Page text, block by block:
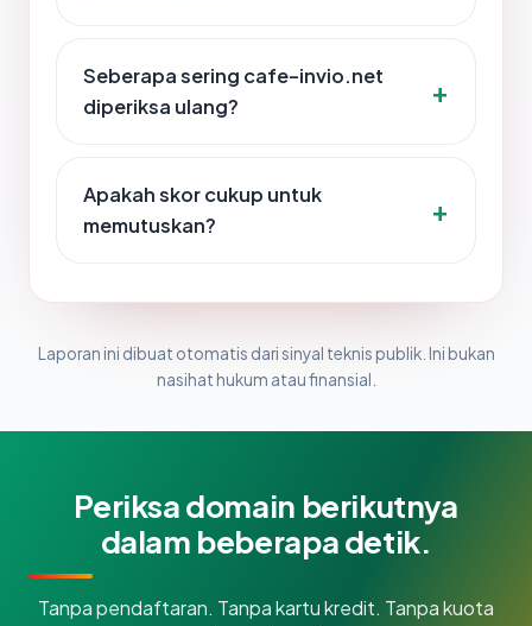
Seberapa sering cafe-invio.net
diperiksa ulang?
Apakah skor cukup untuk
memutuskan?
Laporan ini dibuat otomatis dari sinyal teknis publik. Ini bukan
nasihat hukum atau finansial.
Periksa domain berikutnya
dalam beberapa detik.
Tanpa pendaftaran. Tanpa kartu kredit. Tanpa kuota